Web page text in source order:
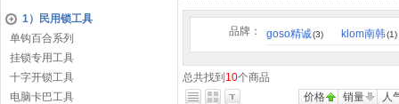
1）民用锁工具
单钩百合系列
挂锁专用工具
十字开锁工具
电脑卡巴工具
品牌： goso精诚(3) klom南韩(1)
总共找到 10个商品
价格
销量 人